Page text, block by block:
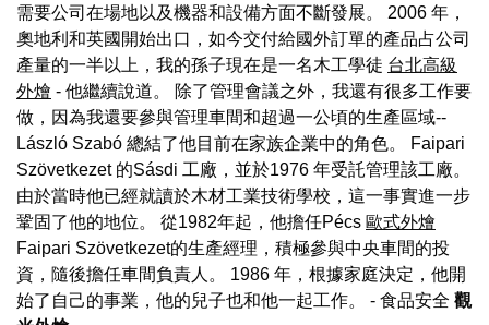
需要公司在場地以及機器和設備方面不斷發展。 2006 年，
奧地利和英國開始出口，如今交付給國外訂單的產品占公司
產量的一半以上，我的孫子現在是一名木工學徒 台北高級
外燴 - 他繼續說道。 除了管理會議之外，我還有很多工作要
做，因為我還要參與管理車間和超過一公頃的生產區域--
László Szabó 總結了他目前在家族企業中的角色。 Faipari
Szövetkezet 的Sásdi 工廠，並於1976 年受託管理該工廠。
由於當時他已經就讀於木材工業技術學校，這一事實進一步
鞏固了他的地位。 從1982年起，他擔任Pécs 歐式外燴
Faipari Szövetkezet的生產經理，積極參與中央車間的投
資，隨後擔任車間負責人。 1986 年，根據家庭決定，他開
始了自己的事業，他的兒子也和他一起工作。 - 食品安全 觀